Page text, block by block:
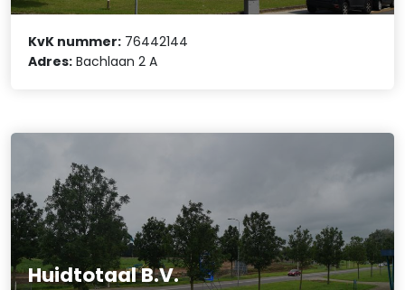
KvK nummer: 76442144
Adres: Bachlaan 2 A
Huidtotaal B.V.